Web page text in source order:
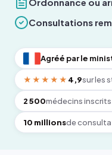
Consultations
Agréé par le
★★★★★ 4,9sur les
2 500médecins
10 millionsde